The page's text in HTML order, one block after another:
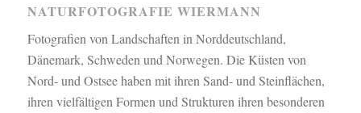
NATURFOTOGRAFIE WIERMANN
Fotografien von Landschaften in Norddeutschland,
Dänemark, Schweden und Norwegen. Die Küsten von
Nord- und Ostsee haben mit ihren Sand- und Steinflächen,
ihren vielfältigen Formen und Strukturen ihren besonderen